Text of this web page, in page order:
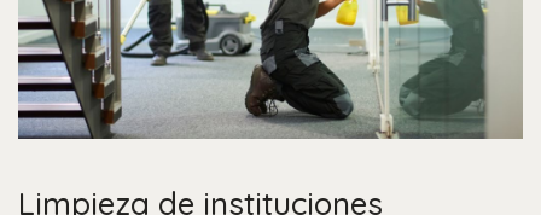
Limpieza de instituciones